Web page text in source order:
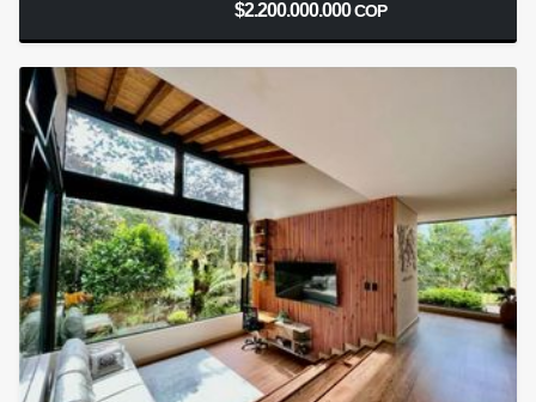
$2.200.000.000COP